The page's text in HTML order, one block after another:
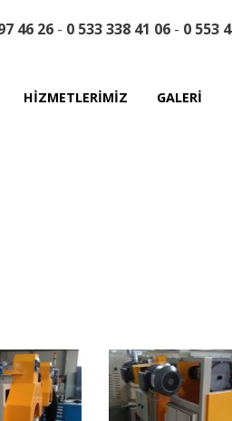
HİZMETLERİMİZ GALERİ
46 26 - 0 533 338 41 06 - 0 553